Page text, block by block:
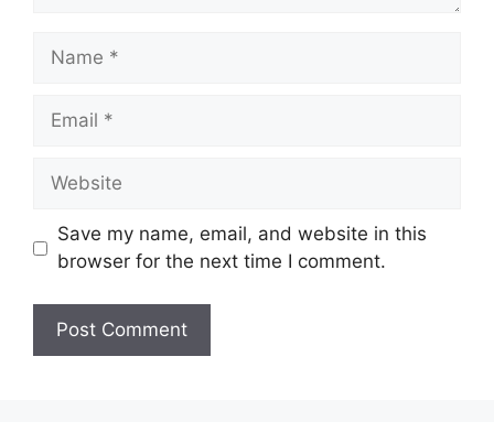
Name
Email
Website
Save my name, email, and website in this
browser for the next time I comment.